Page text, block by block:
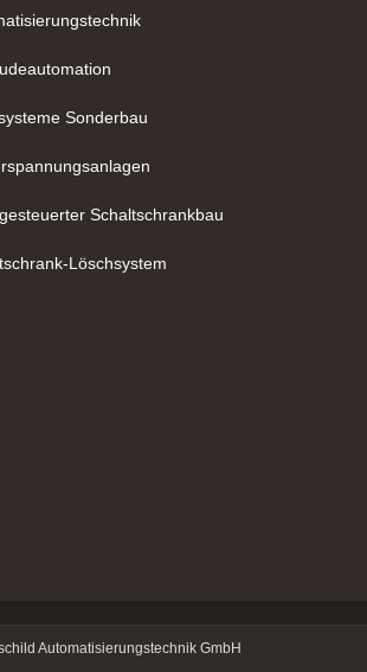
Sonderbau
Schaltschrankbau
Löschsystem
Automatisierungstechnik GmbH